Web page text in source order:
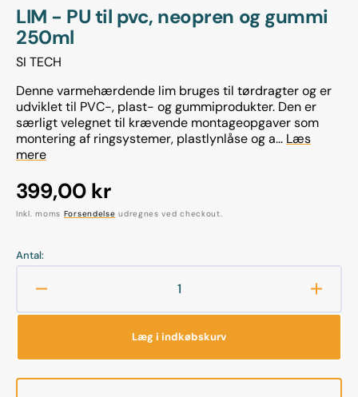
LIM - PU til pvc, neopren og gummi
250ml
SI TECH
Denne varmehærdende lim bruges til tørdragter og er
udviklet til PVC-, plast- og gummiprodukter. Den er
særligt velegnet til krævende montageopgaver som
montering af ringsystemer, plastlynlåse og a... Læs
mere
Normalpris
399,00 kr
Inkl. moms Forsendelse udregnes ved checkout.
Antal:
antallet
-
PU
Øg
-
PU
Læg i indkøbskurv